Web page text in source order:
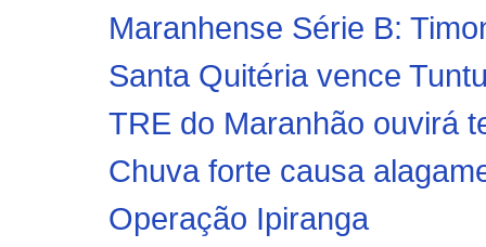
Maranhense Série B:
Santa Quitéria vence
TRE do Maranhão ouvirá
Chuva forte causa
Operação Ipiranga